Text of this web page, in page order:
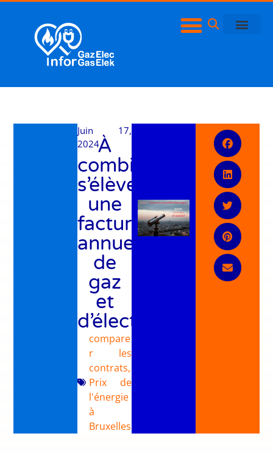
Juin 17,
2024À
combien
s’élève
une
facture
annuelle
de
gaz
et
d’électricité ?
compare
r les
contrats,
Prix de
l'énergie
à
Bruxelles